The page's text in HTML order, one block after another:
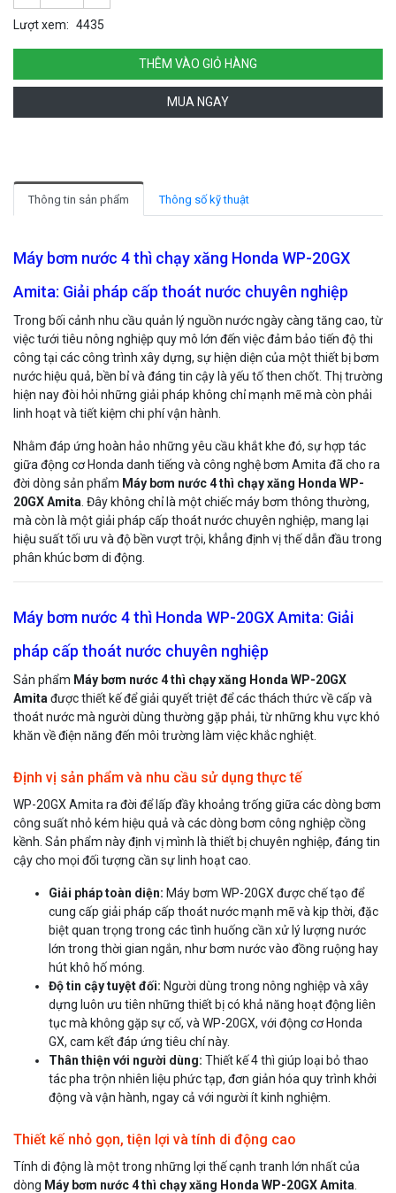
Lượt xem: 4435
THÊM VÀO GIỎ HÀNG
MUA NGAY
Thông tin sản phẩm Thông số kỹ thuật
Máy bơm nước 4 thì chạy xăng Honda WP-20GX
Amita: Giải pháp cấp thoát nước chuyên nghiệp
Trong bối cảnh nhu cầu quản lý nguồn nước ngày càng tăng cao, từ
việc tưới tiêu nông nghiệp quy mô lớn đến việc đảm bảo tiến độ thi
công tại các công trình xây dựng, sự hiện diện của một thiết bị bơm
nước hiệu quả, bền bỉ và đáng tin cậy là yếu tố then chốt. Thị trường
hiện nay đòi hỏi những giải pháp không chỉ mạnh mẽ mà còn phải
linh hoạt và tiết kiệm chi phí vận hành.
Nhằm đáp ứng hoàn hảo những yêu cầu khắt khe đó, sự hợp tác
giữa động cơ Honda danh tiếng và công nghệ bơm Amita đã cho ra
đời dòng sản phẩm Máy bơm nước 4 thì chạy xăng Honda WP-
20GX Amita . Đây không chỉ là một chiếc máy bơm thông thường,
mà còn là một giải pháp cấp thoát nước chuyên nghiệp, mang lại
hiệu suất tối ưu và độ bền vượt trội, khẳng định vị thế dẫn đầu trong
phân khúc bơm di động.
Máy bơm nước 4 thì Honda WP-20GX Amita: Giải
pháp cấp thoát nước chuyên nghiệp
Sản phẩm Máy bơm nước 4 thì chạy xăng Honda WP-20GX
Amita được thiết kế để giải quyết triệt để các thách thức về cấp và
thoát nước mà người dùng thường gặp phải, từ những khu vực khó
khăn về điện năng đến môi trường làm việc khắc nghiệt.
Định vị sản phẩm và nhu cầu sử dụng thực tế
WP-20GX Amita ra đời để lấp đầy khoảng trống giữa các dòng bơm
công suất nhỏ kém hiệu quả và các dòng bơm công nghiệp cồng
kềnh. Sản phẩm này định vị mình là thiết bị chuyên nghiệp, đáng tin
cậy cho mọi đối tượng cần sự linh hoạt cao.
Giải pháp toàn diện: Máy bơm WP-20GX được chế tạo để
cung cấp giải pháp cấp thoát nước mạnh mẽ và kịp thời, đặc
biệt quan trọng trong các tình huống cần xử lý lượng nước
lớn trong thời gian ngắn, như bơm nước vào đồng ruộng hay
hút khô hố móng.
Độ tin cậy tuyệt đối: Người dùng trong nông nghiệp và xây
dựng luôn ưu tiên những thiết bị có khả năng hoạt động liên
tục mà không gặp sự cố, và WP-20GX, với động cơ Honda
GX, cam kết đáp ứng tiêu chí này.
Thân thiện với người dùng: Thiết kế 4 thì giúp loại bỏ thao
tác pha trộn nhiên liệu phức tạp, đơn giản hóa quy trình khởi
động và vận hành, ngay cả với người ít kinh nghiệm.
Thiết kế nhỏ gọn, tiện lợi và tính di động cao
Tính di động là một trong những lợi thế cạnh tranh lớn nhất của
dòng Máy bơm nước 4 thì chạy xăng Honda WP-20GX Amita